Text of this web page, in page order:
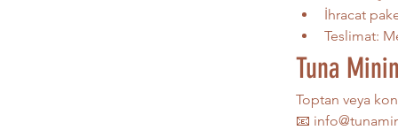
İhracat
Teslimat:
Tuna
Toptan veya
📧